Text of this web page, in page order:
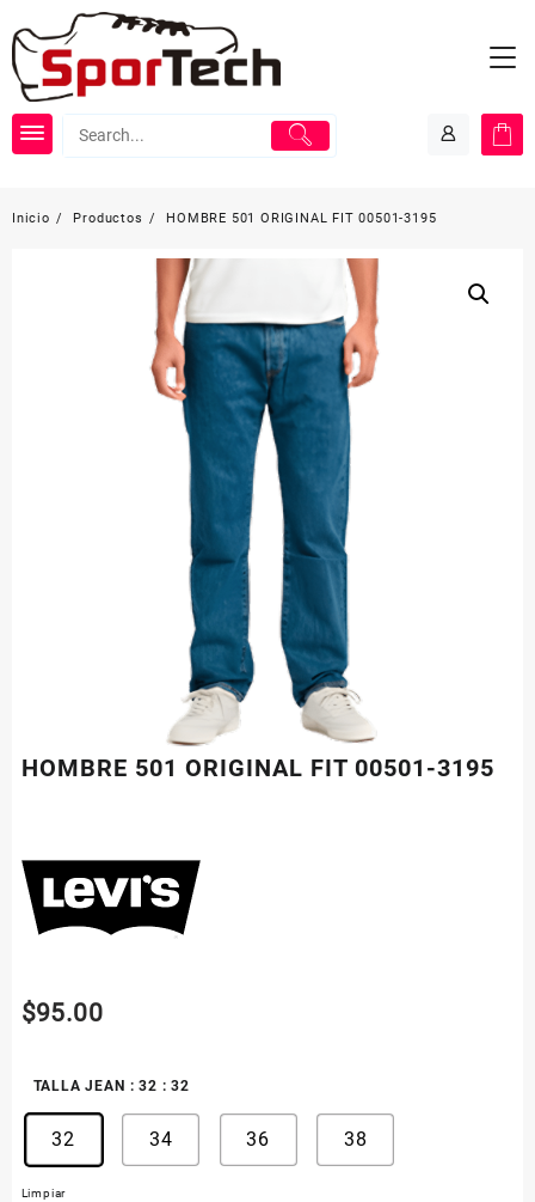
al
contenido
Inicio Productos HOMBRE 501 ORIGINAL FIT 00501-3195
HOMBRE 501 ORIGINAL FIT 00501-3195
$95.00
TALLA JEAN : 32 : 32
32 34 36 38
Limpiar